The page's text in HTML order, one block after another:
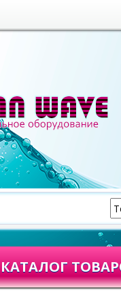
КАТАЛОГ